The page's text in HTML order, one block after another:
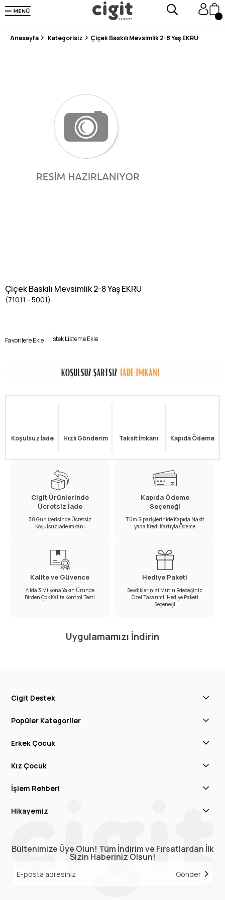
250.000'DEN FAZLA DEĞERLENDİRMEDE 5 ÜZERİNDEN 4.8 PUAN ALDI ⭐⭐⭐⭐⭐
3 MİLYONDAN FAZLA MUTLU MÜŞTERİ ❤️ 10 MİLYON ÜRÜN
Anasayfa Kategorisiz Çiçek Baskılı Mevsimlik 2-8 Yaş EKRU
Çiçek Baskılı Mevsimlik 2-8 Yaş EKRU
(71011 - 5001)
Favorilere Ekle İstek Listeme Ekle
Koşulsuz İade Hızlı Gönderim Taksit İmkanı Kapıda Ödeme
Cigit Ürünlerinde
Ücretsiz İade
30 Gün İçerisinde Ücretsiz
Koşulsuz İade İmkanı
Kapıda Ödeme
Seçeneği
Tüm Siparişlerinide Kapıda Nakit
yada Kredi Kartıyla Ödeme
Kalite ve Güvence
Yılda 3 Milyona Yakın Üründe
Birden Çok Kalite Kontrol Testi
Hediye Paketi
Sevdiklerinizi Mutlu Edeceğiniz
Özel Tasarımlı Hediye Paketi
Seçeneği
Uygulamamızı İndirin
Cigit Destek
Popüler Kategoriler
Erkek Çocuk
Kız Çocuk
İşlem Rehberi
Hikayemiz
Bültenimize Üye Olun! Tüm İndirim ve Fırsatlardan İlk
Sizin Haberiniz Olsun!
Gönder